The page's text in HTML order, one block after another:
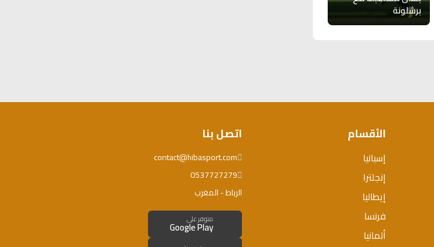
برشلونة
الأقسام
إسبانيا
إنجلترا
إيطاليا
فرنسا
ألمانيا
اتصل بنا
contact@hibasport.com
0537727279
الرباط - المغرب
متوفر على
Google Play